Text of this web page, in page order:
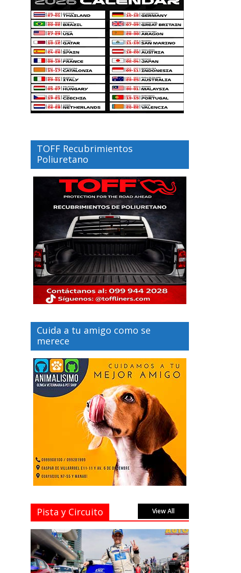
TOFF Recubrimientos
Poliuretano
Cuida a tu amigo como se
merece
Pista y Circuito View All